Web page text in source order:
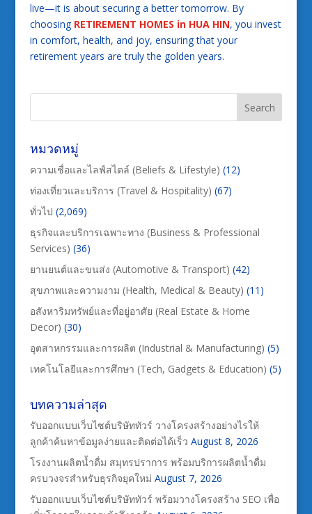
live—it is about securing a better tomorrow. By
choosing RETIREMENT HOMES in HUA HIN, you invest
in comfort, health, and joy, ensuring that your
retirement years are truly the golden years.
หมวดหมู่
ความเชื่อและไลฟ์สไตล์ (Beliefs & Lifestyle) (12)
ท่องเที่ยวและบริการ (Travel & Hospitality) (67)
ทั่วไป (2,069)
ธุรกิจและบริการเฉพาะทาง (Business & Professional
Services) (36)
ยานยนต์และขนส่ง (Automotive & Transport) (42)
สุขภาพและความงาม (Health, Medical & Beauty) (11)
อสังหาริมทรัพย์และที่อยู่อาศัย (Real Estate & Home
Decor) (30)
อุตสาหกรรมและการผลิต (Industrial & Manufacturing) (5)
เทคโนโลยีและการศึกษา (Tech, Gadgets & Education) (5)
บทความล่าสุด
รับออกแบบเว็บไซต์บริษัททัวร์ วางโครงสร้างอย่างไรให้
ลูกค้าค้นหาข้อมูลง่ายและติดต่อได้เร็ว August 8, 2026
โรงงานผลิตน้ำดื่ม สมุทรปราการ พร้อมบริการผลิตน้ำดื่ม
ครบวงจรสำหรับธุรกิจยุคใหม่ August 7, 2026
รับออกแบบเว็บไซต์บริษัททัวร์ พร้อมวางโครงสร้าง SEO เพื่อ